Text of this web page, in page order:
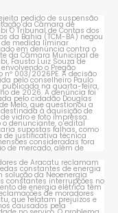
rejeita pedido de
de licitação da...
1 0
de Aracatu
de quedas
constantes ...
1 0